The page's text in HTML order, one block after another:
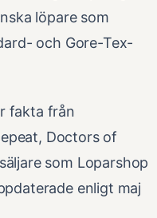
löpare som
och Gore-Tex-
fakta från
Doctors of
som Loparshop
enligt maj